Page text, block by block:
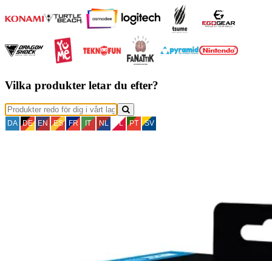
Vilka produkter letar du efter?